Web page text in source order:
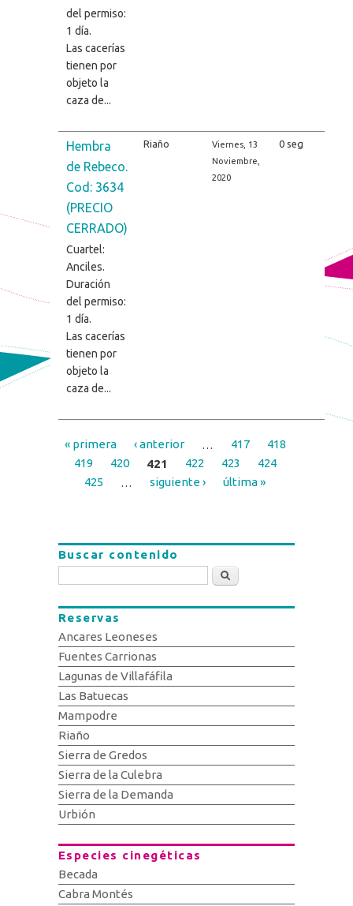
del permiso:
1 día.
Las cacerías
tienen por
objeto la
caza de...
Hembra
de Rebeco.
Cod: 3634
(PRECIO
CERRADO)
Cuartel:
Anciles.
Duración
del permiso:
1 día.
Las cacerías
tienen por
objeto la
caza de...
Riaño
Viernes, 13
Noviembre,
2020
0 seg
Páginas
« primera ‹ anterior … 417
418
419
420 421 422 423
424
425
… siguiente › última »
Buscar contenido
Buscar
Reservas
Ancares Leoneses
Fuentes Carrionas
Lagunas de Villafáfila
Las Batuecas
Mampodre
Riaño
Sierra de Gredos
Sierra de la Culebra
Sierra de la Demanda
Urbión
Especies cinegéticas
Becada
Cabra Montés